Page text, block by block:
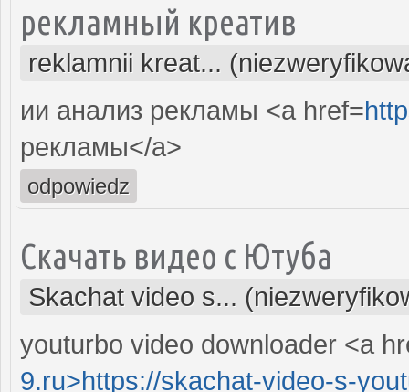
рекламный креатив
reklamnii kreat...
ии анализ рекламы <a href=
рекламы</a>
odpowiedz
Скачать видео с Ютуба
Skachat video s...
youturbo video downloader <a
9.ru>https://skachat-video-s-